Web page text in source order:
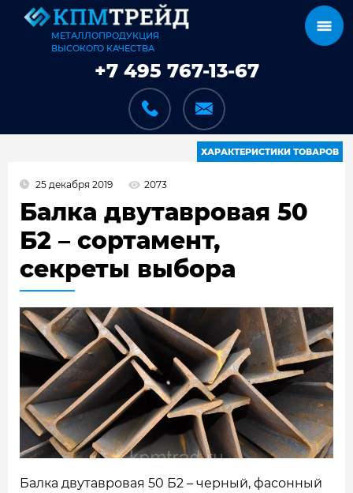
МЕТАЛЛОПРОДУКЦИЯ
ВЫСОКОГО КАЧЕСТВА
+7 495 767-13-67
КАТАЛОГ
КАРКАСЫ
КАК МЫ РАБОТАЕМ
ДОСТАВКА И ОПЛАТА
НАШИ ОБЪЕКТЫ
ОТЗЫВЫ
О НАС
БЛОГ
ХАРАКТЕРИСТИКИ ТОВАРОВ
25 декабря 2019 2073
Балка двутавровая 50
Б2 – сортамент,
секреты выбора
Балка двутавровая 50 Б2 – черный, фасонный